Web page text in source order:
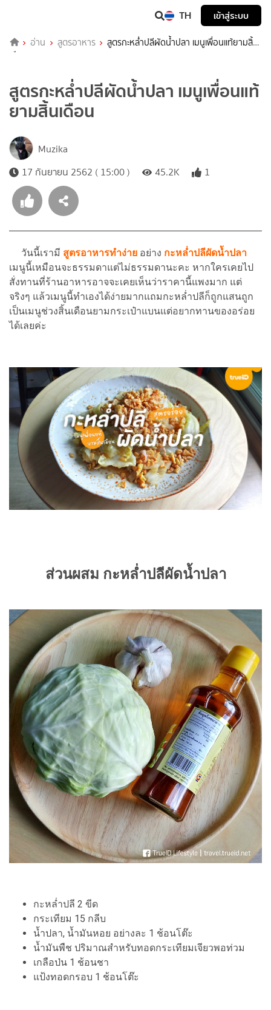
TH เข้าสู่ระบบ
อ่าน สูตรอาหาร
สูตรกะหล่ำปลีผัดน้ำปลา เมนูเพื่อนแท้ยามสิ้น
เดือน
สูตรกะหล่ำปลีผัดน้ำปลา เมนูเพื่อนแท้
ยามสิ้นเดือน
Muzika
17 กันยายน 2562 ( 15:00 )
45.2K 1
วันนี้เรามี สูตรอาหารทำง่าย อย่าง กะหล่ำปลีผัดน้ำปลา
เมนูนี้เหมือนจะธรรมดาแต่ไม่ธรรมดานะคะ หากใครเคยไป
สั่งทานที่ร้านอาหารอาจจะเคยเห็นว่าราคานี้แพงมาก แต่
จริงๆ แล้วเมนูนี้ทำเองได้ง่ายมากแถมกะหล่ำปลีก็ถูกแสนถูก
เป็นเมนูช่วงสิ้นเดือนยามกระเป๋าแบนแต่อยากทานของอร่อย
ได้เลยค่ะ
ส่วนผสม กะหล่ำปลีผัดน้ำปลา
กะหล่ำปลี 2 ขีด
กระเทียม 15 กลีบ
น้ำปลา, น้ำมันหอย อย่างละ 1 ช้อนโต๊ะ
น้ำมันพืช ปริมาณสำหรับทอดกระเทียมเจียวพอท่วม
เกลือป่น 1 ช้อนชา
แป้งทอดกรอบ 1 ช้อนโต๊ะ